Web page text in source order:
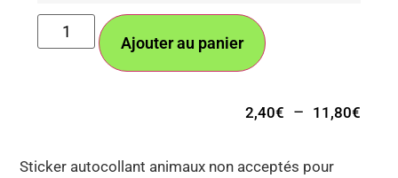
Ajouter au panier
2,40€ – 11,80€
Sticker autocollant animaux non acceptés pour